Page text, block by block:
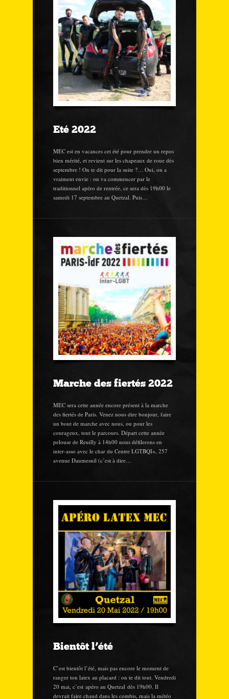
Eté 2022
MEC est en vacances cet été pour prendre un repos
bien mérité, et revient sur les chapeaux de roue dès
septembre ! On te dit pour la suite ?… Oui, on a
vraiment envie : on va commencer par le
traditionnel apéro de rentrée, ce sera dès 19h00 le
samedi 17 septembre au Quetzal. Puis…
Marche des fiertés 2022
MEC sera cette année encore présent à la marche
des fiertés de Paris. Venez nous dire bonjour, faire
un bout de marche avec nous, ou pour les
courageux, tout le parcours. Départ cette année
pelouse de Reuilly à 14h00 nous défilerons en
inter-asso avec le char du Centre LGTBQI+, 257
avenue Daumesnil (c’est à dire…
Bientôt l’été
C’est bientôt l’été, mais pas encore le moment de
ranger ton latex au placard : on te dit tout. Vendredi
20 mai, c’est apéro au Quetzal dès 19h00. Il
devrait faire chaud dans les combis, mais la météo